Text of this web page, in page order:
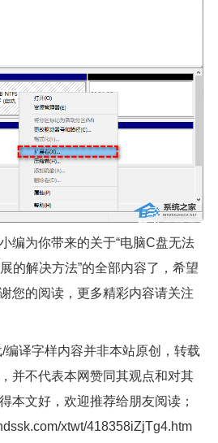
编为你带来的关于“电脑C盘无法
的解决方法”的全部内容了，希望
您的阅读，更多精彩内容请关注
编译字样内容并非本站原创，转载
并不代表本网赞同其观点和对其
本文好，欢迎推荐给朋友阅读；
xtwt/418358iZjTg4.htm